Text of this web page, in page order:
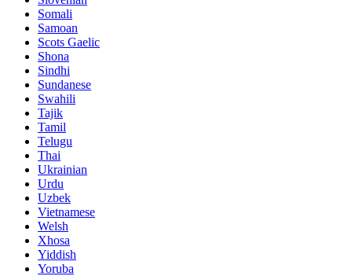
Somali
Samoan
Scots Gaelic
Shona
Sindhi
Sundanese
Swahili
Tajik
Tamil
Telugu
Thai
Ukrainian
Urdu
Uzbek
Vietnamese
Welsh
Xhosa
Yiddish
Yoruba